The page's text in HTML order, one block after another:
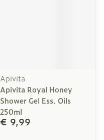
Apivita
Apivita Royal Honey
Shower Gel Ess. Oils
250ml
€ 9,99